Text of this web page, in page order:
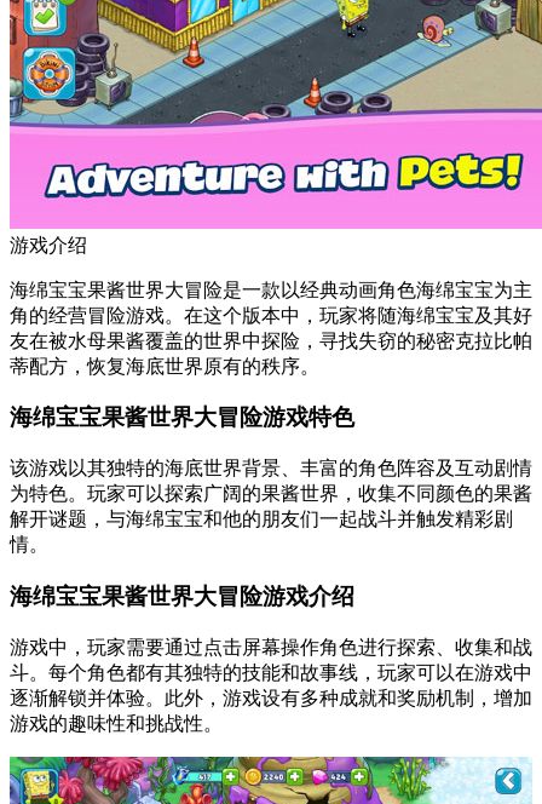
游戏介绍
海绵宝宝果酱世界大冒险是一款以经典动画角色海绵宝宝为主
角的经营冒险游戏。在这个版本中，玩家将随海绵宝宝及其好
友在被水母果酱覆盖的世界中探险，寻找失窃的秘密克拉比帕
蒂配方，恢复海底世界原有的秩序。
海绵宝宝果酱世界大冒险游戏特色
该游戏以其独特的海底世界背景、丰富的角色阵容及互动剧情
为特色。玩家可以探索广阔的果酱世界，收集不同颜色的果酱
解开谜题，与海绵宝宝和他的朋友们一起战斗并触发精彩剧
情。
海绵宝宝果酱世界大冒险游戏介绍
游戏中，玩家需要通过点击屏幕操作角色进行探索、收集和战
斗。每个角色都有其独特的技能和故事线，玩家可以在游戏中
逐渐解锁并体验。此外，游戏设有多种成就和奖励机制，增加
游戏的趣味性和挑战性。